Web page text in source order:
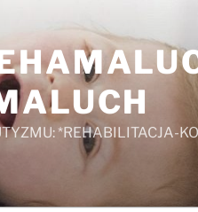
*REHABILITACJA-